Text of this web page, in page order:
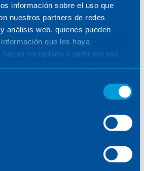
información sobre el uso que
nuestros partners de redes
análisis web, quienes pueden
que les haya
hayan recopilado a partir del uso